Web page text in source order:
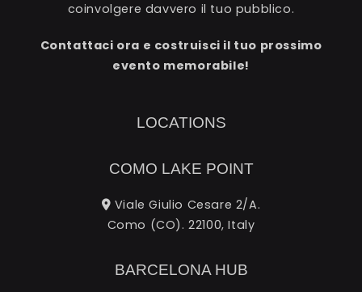
coinvolgere davvero il tuo pubblico.
Contattaci ora e costruisci il tuo prossimo
evento memorabile!
LOCATIONS
COMO LAKE POINT
Viale Giulio Cesare 2/A.
Como (CO). 22100, Italy
BARCELONA HUB